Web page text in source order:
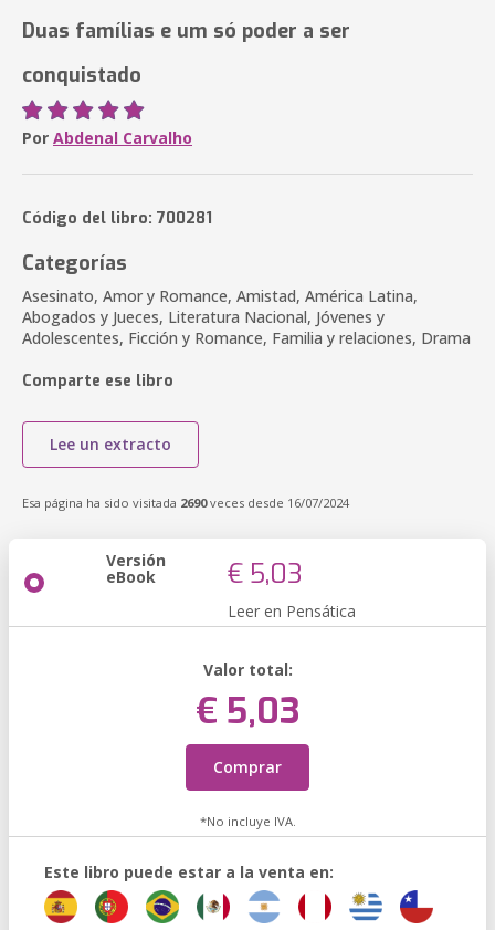
Duas famílias e um só poder a ser
conquistado
Por Abdenal Carvalho
Código del libro: 700281
Categorías
Asesinato, Amor y Romance, Amistad, América Latina,
Abogados y Jueces, Literatura Nacional, Jóvenes y
Adolescentes, Ficción y Romance, Familia y relaciones, Drama
Comparte ese libro
Lee un extracto
Esa página ha sido visitada 2690veces desde 16/07/2024
Versión
eBook € 5,03
Leer en Pensática
Valor total:
€ 5,03
Comprar
*No incluye IVA.
Este libro puede estar a la venta en: